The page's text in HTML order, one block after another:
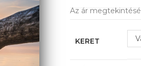
Az ár
KERET